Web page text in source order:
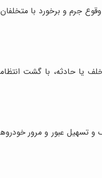
جرم و برخورد با
یا حادثه، با گشت
تسهیل عبور و مرور